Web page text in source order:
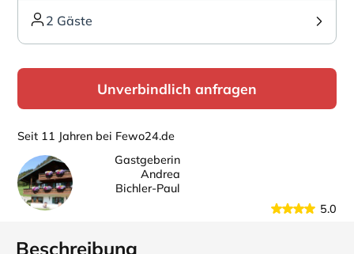
2 Gäste
Unverbindlich anfragen
Seit 11 Jahren bei Fewo24.de
Gastgeberin
Andrea
Bichler-Paul
5.0
Beschreibung